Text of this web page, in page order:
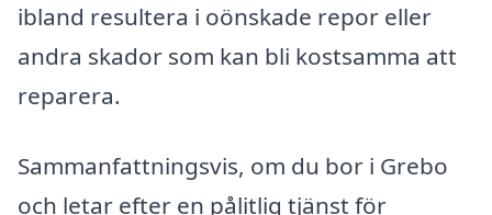
ibland resultera i oönskade repor eller
andra skador som kan bli kostsamma att
reparera.
Sammanfattningsvis, om du bor i Grebo
och letar efter en pålitlig tjänst för